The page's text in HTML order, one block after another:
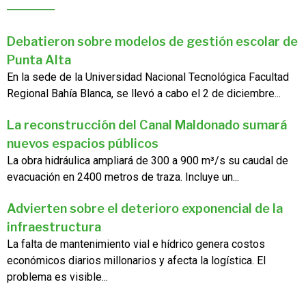
Debatieron sobre modelos de gestión escolar de
Punta Alta
En la sede de la Universidad Nacional Tecnológica Facultad
Regional Bahía Blanca, se llevó a cabo el 2 de diciembre...
La reconstrucción del Canal Maldonado sumará
nuevos espacios públicos
La obra hidráulica ampliará de 300 a 900 m³/s su caudal de
evacuación en 2400 metros de traza. Incluye un...
Advierten sobre el deterioro exponencial de la
infraestructura
La falta de mantenimiento vial e hídrico genera costos
económicos diarios millonarios y afecta la logística. El
problema es visible...